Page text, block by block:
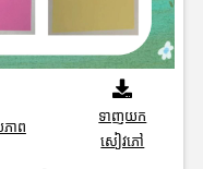
ភាព
ទាញយក
សៀវភៅ